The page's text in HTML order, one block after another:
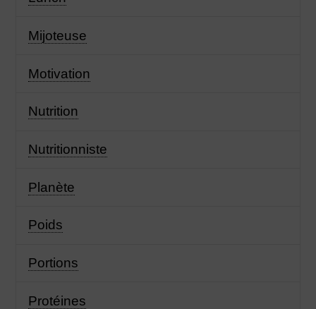
Mijoteuse
Motivation
Nutrition
Nutritionniste
Planète
Poids
Portions
Protéines